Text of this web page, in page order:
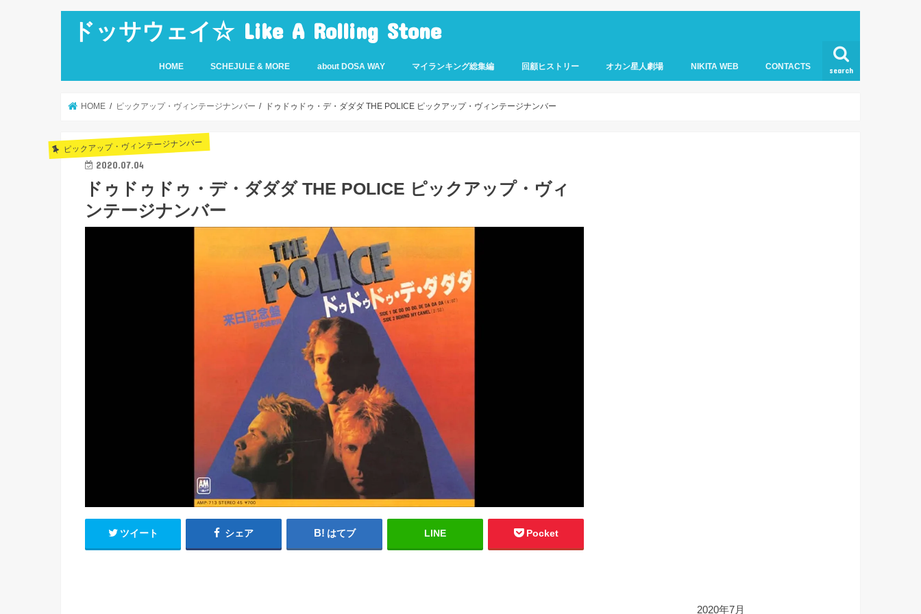
ドッサウェイ☆ Like A Rolling Stone
search
HOME SCHEJULE & MORE about DOSA WAY マイランキング総集編 回顧ヒストリー オカン星人劇場 NIKITA WEB CONTACTS
HOME ピックアップ・ヴィンテージナンバー ドゥドゥドゥ・デ・ダダダ THE POLICE ピックアップ・ヴィンテージナンバー
ピックアップ・ヴィンテージナンバー
2020.07.04
ドゥドゥドゥ・デ・ダダダ THE POLICE ピックアップ・ヴィ
ンテージナンバー
ツイート シェア はてブ LINE Pocket
2020年7月